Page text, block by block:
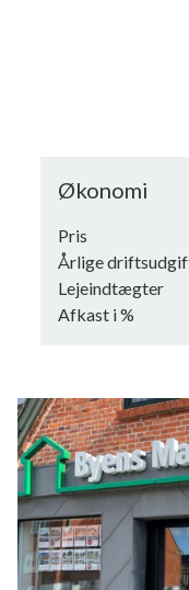
Økonomi
Pris
Årlige
Lejeindtægter
Afkast i %